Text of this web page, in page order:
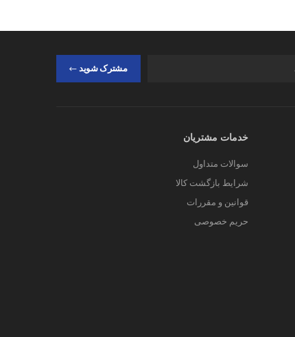
مشترک شوید
خدمات مشتریان
سوالات متداول
شرایط بازگشت کالا
قوانین و مقررات
حریم خصوصی